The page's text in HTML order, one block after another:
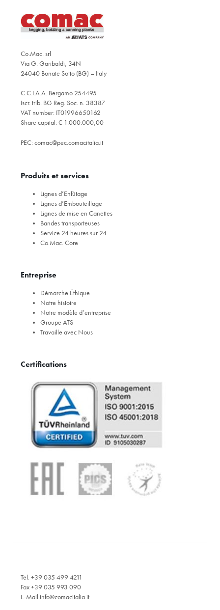
Co.Mac. srl
Via G. Garibaldi, 34N
24040 Bonate Sotto (BG) – Italy
C.C.I.A.A. Bergamo 254495
Iscr. trib. BG Reg. Soc. n. 38387
VAT number: IT01996650162
Share capital: € 1.000.000,00
PEC: comac@pec.comacitalia.it
Produits et services
Lignes d’Enfûtage
Lignes d’Embouteillage
Lignes de mise en Canettes
Bandes transporteuses
Service 24 heures sur 24
Co.Mac. Core
Entreprise
Démarche Éthique
Notre histoire
Notre modèle d’entreprise
Groupe ATS
Travaille avec Nous
Certifications
Tel. +39 035 499 4211
Fax +39 035 993 090
E-Mail info@comacitalia.it